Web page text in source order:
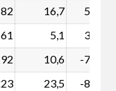
82 16,7 5,3
61 5,1 3,3
10,6 -7,9
23,5 -8,1